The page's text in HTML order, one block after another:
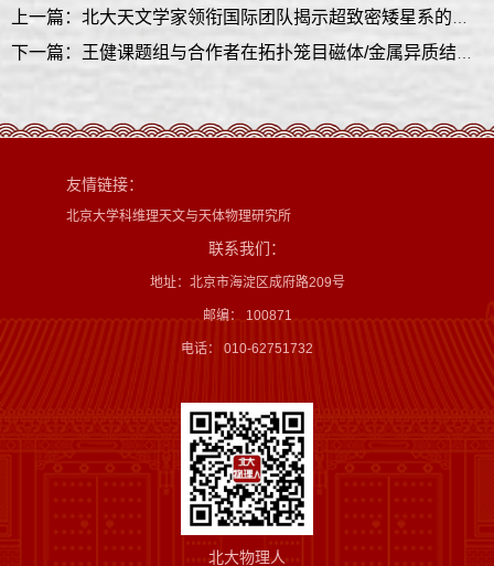
友情链接：
北京大学科维理天文与天体物理研究所
联系我们：
地址：北京市海淀区成府路209号
邮编： 100871
电话： 010-62751732
北大物理人